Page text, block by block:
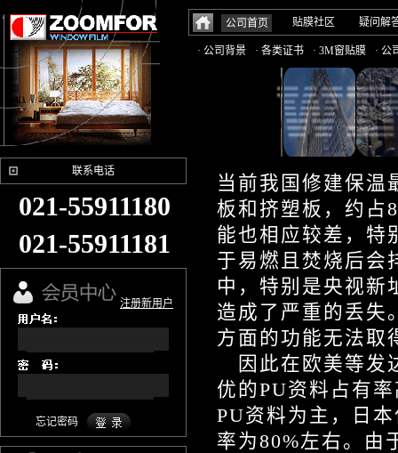
公司首页 贴膜社区 疑问解
· 公司背景 · 各类证书 · 3M窗贴膜 · 公
联系电话
021-55911180
021-55911181
注册新用户
忘记密码
当前我国修建保温
板和挤塑板，约占
能也相应较差，特
于易燃且焚烧后会
中，特别是央视新
造成了严重的丢失
方面的功能无法取
因此在欧美等发
优的PU资料占有
PU资料为主，日
率为80%左右。由